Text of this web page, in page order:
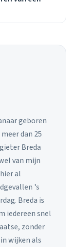
geboren
dan 25
Breda
van mijn
al
's
Breda is
iedereen snel
zonder
wijken als